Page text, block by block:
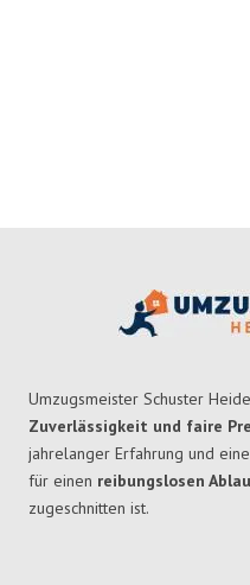
Umzugsmeister Schuster
Zuverlässigkeit und faire
jahrelanger Erfahrung und
für einen reibungslosen
zugeschnitten ist.